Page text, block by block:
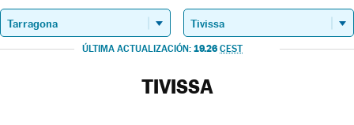
ÚLTIMA ACTUALIZACIÓN: 19.26 CEST
TIVISSA